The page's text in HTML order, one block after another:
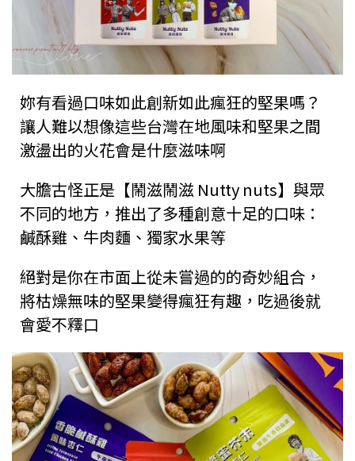
妳有看過口味如此創新如此瘋狂的堅果嗎？
讓人難以想像這些台灣在地風味和堅果之間
激盪出的火花會是什麼滋味啊
大膽古怪正是【鬧滋鬧滋 Nutty nuts】與眾
不同的地方，推出了多種創意十足的口味：
鹹酥雞、牛肉麵、獨家水果等
絕對是你在市面上從未嘗過的的奇妙組合，
將枯燥無味的堅果變得瘋狂有趣，吃過後就
會愛不釋口